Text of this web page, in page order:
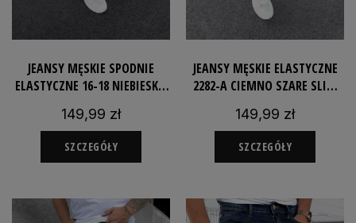
JEANSY MĘSKIE SPODNIE
ELASTYCZNE 16-18 NIEBIESKIE
DOPASOWANE
149,99 zł
SZCZEGÓŁY
JEANSY MĘSKIE ELASTYCZNE
2282-A CIEMNO SZARE SLIM
149,99 zł
SZCZEGÓŁY